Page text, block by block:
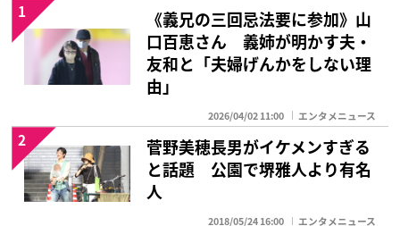
《義兄の三回忌法要に参加》山
口百恵さん 義姉が明かす夫・
友和と「夫婦げんかをしない理
由」
2026/04/02 11:00 エンタメニュース
1
菅野美穂長男がイケメンすぎる
と話題 公園で堺雅人より有名
人
2018/05/24 16:00 エンタメニュース
2